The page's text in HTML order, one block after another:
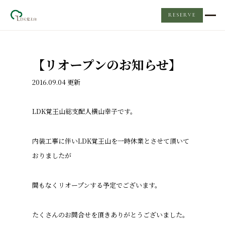
RESERVE
レンタルスペース
ケータリング
お問い合わせ
【リオープンのお知らせ】
2016.09.04 更新
LDK覚王山総支配人横山幸子です。
内装工事に伴いLDK覚王山を一時休業とさせて頂いて
おりましたが
間もなくリオープンする予定でございます。
たくさんのお問合せを頂きありがとうございました。